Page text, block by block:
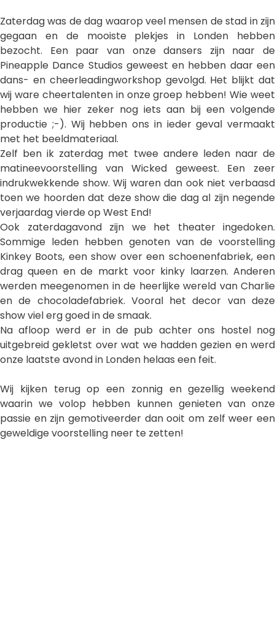
Zaterdag was de dag waarop veel mensen de stad in zijn
gegaan en de mooiste plekjes in Londen hebben
bezocht. Een paar van onze dansers zijn naar de
Pineapple Dance Studios geweest en hebben daar een
dans- en cheerleadingworkshop gevolgd. Het blijkt dat
wij ware cheertalenten in onze groep hebben! Wie weet
hebben we hier zeker nog iets aan bij een volgende
productie ;-). Wij hebben ons in ieder geval vermaakt
met het beeldmateriaal.
Zelf ben ik zaterdag met twee andere leden naar de
matineevoorstelling van Wicked geweest. Een zeer
indrukwekkende show. Wij waren dan ook niet verbaasd
toen we hoorden dat deze show die dag al zijn negende
verjaardag vierde op West End!
Ook zaterdagavond zijn we het theater ingedoken.
Sommige leden hebben genoten van de voorstelling
Kinkey Boots, een show over een schoenenfabriek, een
drag queen en de markt voor kinky laarzen. Anderen
werden meegenomen in de heerlijke wereld van Charlie
en de chocoladefabriek. Vooral het decor van deze
show viel erg goed in de smaak.
Na afloop werd er in de pub achter ons hostel nog
uitgebreid gekletst over wat we hadden gezien en werd
onze laatste avond in Londen helaas een feit.
Wij kijken terug op een zonnig en gezellig weekend
waarin we volop hebben kunnen genieten van onze
passie en zijn gemotiveerder dan ooit om zelf weer een
geweldige voorstelling neer te zetten!